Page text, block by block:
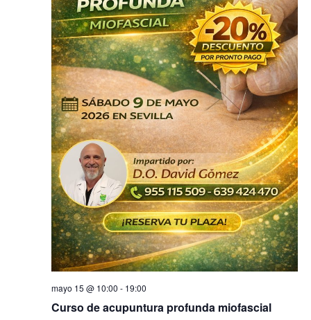
mayo 15 @ 10:00 - 19:00
Curso de acupuntura profunda miofascial